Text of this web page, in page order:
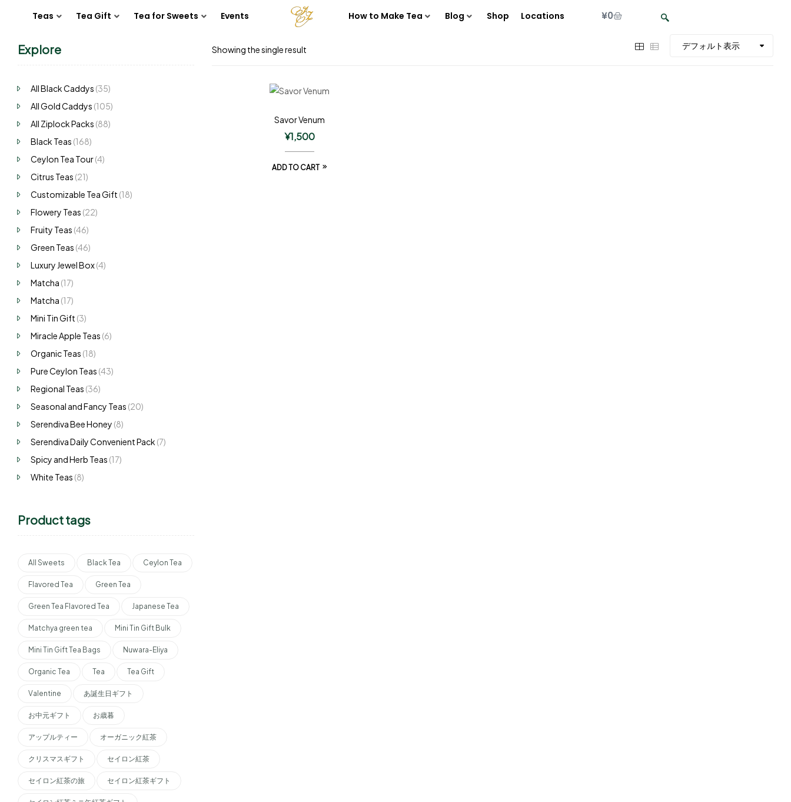
Teas Tea Gift Tea for Sweets Events How to Make Tea Blog Shop Locations ¥0
Showing the single result
Savor Venum
¥1,500
ADD TO CART
Explore
All Black Caddys (35)
All Gold Caddys (105)
All Ziplock Packs (88)
Black Teas (168)
Ceylon Tea Tour(4)
Citrus Teas (21)
Customizable Tea Gift (18)
Flowery Teas (22)
Fruity Teas (46)
Green Teas (46)
Luxury Jewel Box(4)
Matcha (17)
Matcha (17)
Mini Tin Gift (3)
Miracle Apple Teas (6)
Organic Teas (18)
Pure Ceylon Teas (43)
Regional Teas (36)
Seasonal and Fancy Teas (20)
Serendiva Bee Honey (8)
Serendiva Daily Convenient Pack (7)
Spicy and Herb Teas (17)
White Teas (8)
Product tags
All Sweets Black Tea Ceylon Tea
Flavored Tea Green Tea
Green Tea Flavored Tea Japanese Tea
Matchya green tea Mini Tin Gift Bulk
Mini Tin Gift Tea Bags Nuwara-Eliya
Organic Tea Tea Tea Gift
Valentine あ誕生日ギフト
お中元ギフト お歳暮
アップルティー オーガニック紅茶
クリスマスギフト セイロン紅茶
セイロン紅茶の旅 セイロン紅茶ギフト